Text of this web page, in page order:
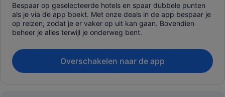
Bespaar op geselecteerde hotels en spaar dubbele punten
als je via de app boekt. Met onze deals in de app bespaar je
op reizen, zodat je er vaker op uit kan gaan. Bovendien
beheer je alles terwijl je onderweg bent.
Overschakelen naar de app